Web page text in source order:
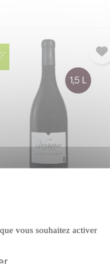
Luberon-Ventoux
vous souhaitez activer